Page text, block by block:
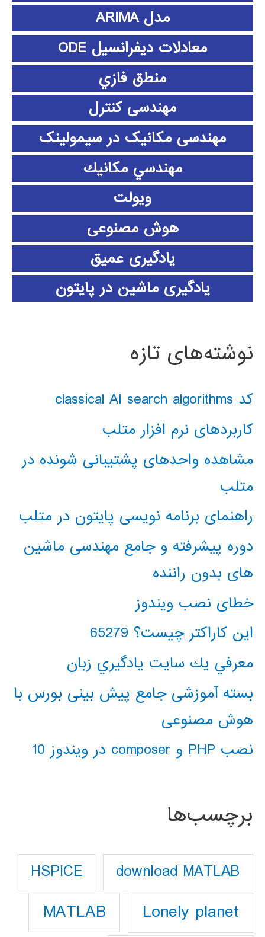
مدل ARIMA
معادلات دیفرانسیل ODE
منطق فازي
مهندسی کنترل
مهندسی مکانیک در سیمولینک
مهندسي مكانيك
ویولت
هوش مصنوعی
یادگیری عمیق
یادگیری ماشین در پایتون
نوشته‌های تازه
کد classical AI search algorithms
کاربردهای نرم افزار متلب
مشاهده واحدهای پشتیبانی شونده در
متلب
راهنمای برنامه نویسی پایتون در متلب
دوره پیشرفته و جامع مهندسی ماشین
های بدون راننده
خطای نصب ویندوز
این کاراکتر چیست؟ 65279
معرفي يك سايت يادگيري زبان
بسته آموزشی جامع پیش بینی بورس با
هوش مصنوعی
نصب PHP و composer در ویندوز 10
برچسب‌ها
download MATLAB
HSPICE
Lonely planet
MATLAB